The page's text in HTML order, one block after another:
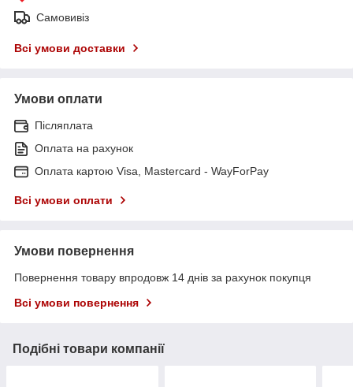
Самовивіз
Всі умови доставки
Умови оплати
Післяплата
Оплата на рахунок
Оплата картою Visa, Mastercard - WayForPay
Всі умови оплати
Умови повернення
Повернення товару впродовж 14 днів за рахунок покупця
Всі умови повернення
Подібні товари компанії